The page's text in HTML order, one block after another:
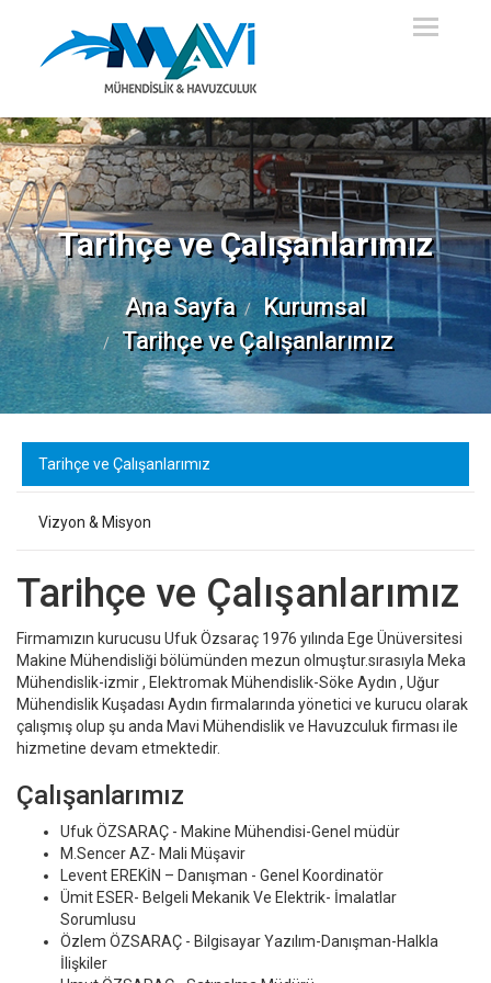
Sayfa
Kurumsal
Faliyet
Alanları
Projeler
Devam
Eden
Projelerimiz
İletişim
Tarihçe ve Çalışanlarımız
Ana Sayfa
Kurumsal
Tarihçe ve Çalışanlarımız
Tarihçe ve Çalışanlarımız
Vizyon & Misyon
Tarihçe ve Çalışanlarımız
Firmamızın kurucusu Ufuk Özsaraç 1976 yılında Ege Ünüversitesi
Makine Mühendisliği bölümünden mezun olmuştur.sırasıyla Meka
Mühendislik-izmir , Elektromak Mühendislik-Söke Aydın , Uğur
Mühendislik Kuşadası Aydın firmalarında yönetici ve kurucu olarak
çalışmış olup şu anda Mavi Mühendislik ve Havuzculuk firması ile
hizmetine devam etmektedir.
Çalışanlarımız
Ufuk ÖZSARAÇ - Makine Mühendisi-Genel müdür
M.Sencer AZ- Mali Müşavir
Levent EREKİN – Danışman - Genel Koordinatör
Ümit ESER- Belgeli Mekanik Ve Elektrik- İmalatlar
Sorumlusu
Özlem ÖZSARAÇ - Bilgisayar Yazılım-Danışman-Halkla
İlişkiler